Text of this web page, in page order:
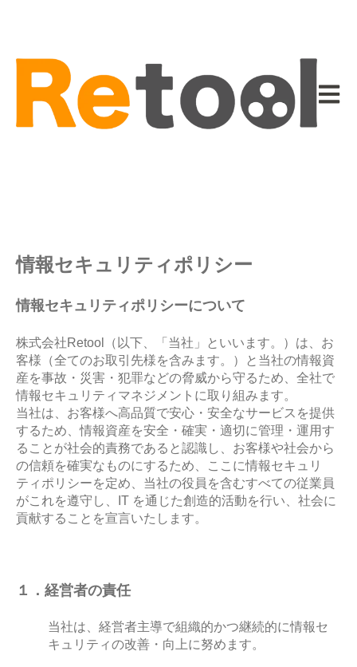
メイ
情報セキュリティポリシー
情報セキュリティポリシーについて
株式会社Retool（ 以下、「当社」といいます。
）は、お
客様（全てのお取引先様を含みます。
）と当社の情報資
産を事故・災害・犯罪などの脅威から守るため、全社で
情報セキュリティマネジメントに取り組みます。
当社は、お客様へ高品質で安心・安全なサービスを提供
するため、情報資産を安全・確実・適切に管理・運用す
ることが社会的責務であると認識し、お客様や社会から
の信頼を確実なものにするため、ここに情報セキュリ
ティポリシーを定め、当社の役員を含むすべての従業員
がこれを遵守し、IT を通じた創造的活動を行い、社会に
貢献することを宣言いたします。
１．経営者の責任
当社は、経営者主導で組織的かつ継続的に情報セ
キュリティの改善・向上に努めます。